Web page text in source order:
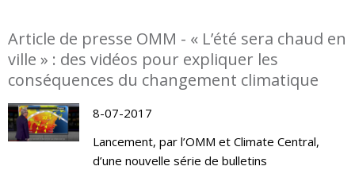
Article de presse OMM - « L’été sera chaud en
ville » : des vidéos pour expliquer les
conséquences du changement climatique
8-07-2017
Lancement, par l’OMM et Climate Central,
d’une nouvelle série de bulletins